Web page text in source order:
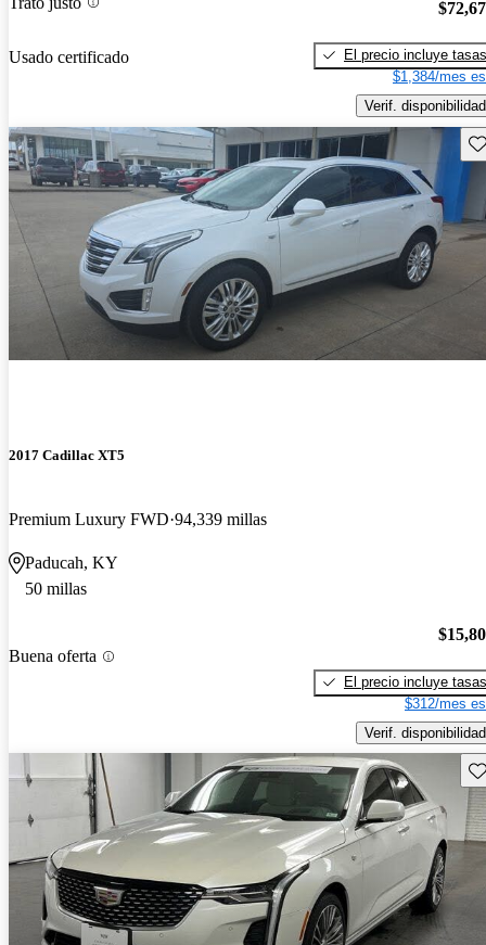
Usado certificado
El precio incluye tasas
$1,384/mes
Verif. disponibilidad
2017 Cadillac XT5
Premium Luxury FWD 94,339 millas
Paducah, KY
50 millas
Buena oferta
El precio incluye tasas
$312/mes
Verif. disponibilidad